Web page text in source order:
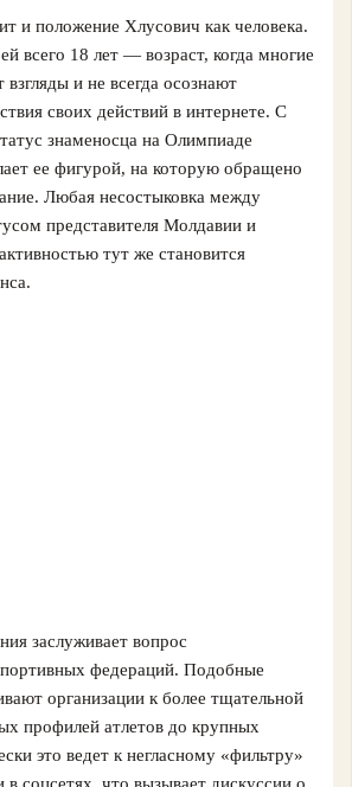
и положение Хлусович как человека.
всего 18 лет — возраст, когда многие
и не всегда осознают
своих действий в интернете. С
знаменосца на Олимпиаде
ее фигурой, на которую обращено
Любая несостыковка между
представителя Молдавии и
тут же становится
заслуживает вопрос
федераций. Подобные
организации к более тщательной
профилей атлетов до крупных
это ведет к негласному «фильтру»